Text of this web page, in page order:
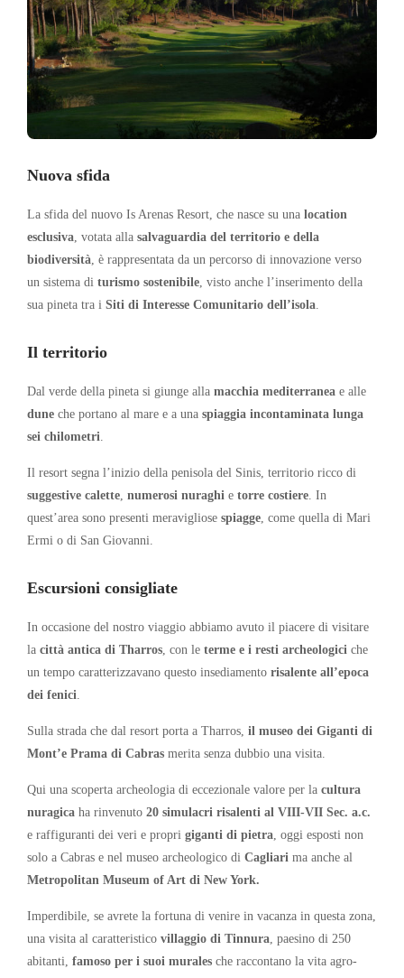
Nuova sfida
La sfida del nuovo Is Arenas Resort, che nasce su una location
esclusiva, votata alla salvaguardia del territorio e della
biodiversità, è rappresentata da un percorso di innovazione verso
un sistema di turismo sostenibile, visto anche l’inserimento della
sua pineta tra i Siti di Interesse Comunitario dell’isola.
Il territorio
Dal verde della pineta si giunge alla macchia mediterranea e alle
dune che portano al mare e a una spiaggia incontaminata lunga
sei chilometri.
Il resort segna l’inizio della penisola del Sinis, territorio ricco di
suggestive calette, numerosi nuraghi e torre costiere. In
quest’area sono presenti meravigliose spiagge, come quella di Mari
Ermi o di San Giovanni.
Escursioni consigliate
In occasione del nostro viaggio abbiamo avuto il piacere di visitare
la città antica di Tharros, con le terme e i resti archeologici che
un tempo caratterizzavano questo insediamento risalente all’epoca
dei fenici.
Sulla strada che dal resort porta a Tharros, il museo dei Giganti di
Mont’e Prama di Cabras merita senza dubbio una visita.
Qui una scoperta archeologia di eccezionale valore per la cultura
nuragica ha rinvenuto 20 simulacri risalenti al VIII-VII Sec. a.c.
e raffiguranti dei veri e propri giganti di pietra, oggi esposti non
solo a Cabras e nel museo archeologico di Cagliari ma anche al
Metropolitan Museum of Art di New York.
Imperdibile, se avrete la fortuna di venire in vacanza in questa zona,
una visita al caratteristico villaggio di Tinnura, paesino di 250
abitanti, famoso per i suoi murales che raccontano la vita agro-